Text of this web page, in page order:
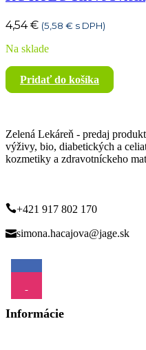
4,54€ (5,58 € s DPH)
Na sklade
Pridať do košíka
Zelená Lekáreň - predaj
výživy, bio, diabetických a
kozmetiky a zdravotníckeho
+421 917 802 170
simona.hacajova@jage.sk
Informácie